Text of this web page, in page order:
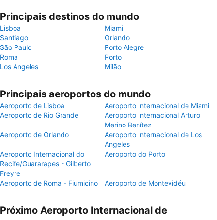
Principais destinos do mundo
Lisboa
Miami
Santiago
Orlando
São Paulo
Porto Alegre
Roma
Porto
Los Angeles
Milão
Principais aeroportos do mundo
Aeroporto de Lisboa
Aeroporto Internacional de Miami
Aeroporto de Rio Grande
Aeroporto Internacional Arturo
Merino Benítez
Aeroporto de Orlando
Aeroporto Internacional de Los
Angeles
Aeroporto Internacional do
Recife/Guararapes - Gilberto
Freyre
Aeroporto do Porto
Aeroporto de Roma - Fiumicino Aeroporto de Montevidéu
Próximo Aeroporto Internacional de